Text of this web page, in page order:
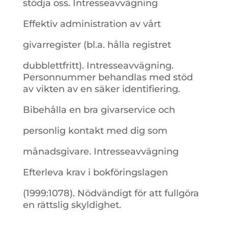
stödja oss. Intresseavvägning
Effektiv administration av vårt
givarregister (bl.a. hålla registret
dubblettfritt). Intresseavvägning.
Personnummer behandlas med stöd
av vikten av en säker identifiering.
Bibehålla en bra givarservice och
personlig kontakt med dig som
månadsgivare. Intresseavvägning
Efterleva krav i bokföringslagen
(1999:1078). Nödvändigt för att fullgöra
en rättslig skyldighet.